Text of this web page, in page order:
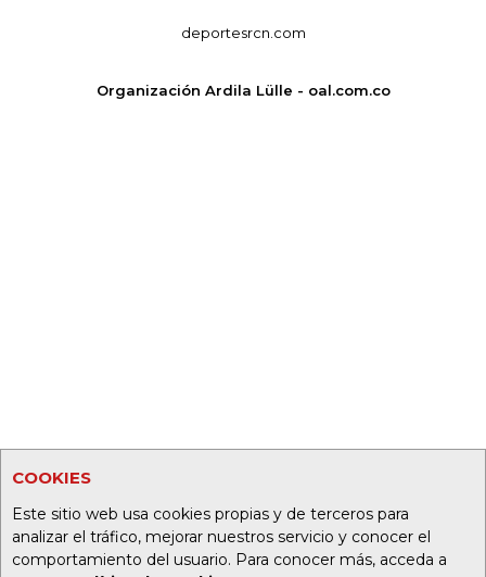
COOKIES
Este sitio web usa cookies propias y de terceros para
analizar el tráfico, mejorar nuestros servicio y conocer el
comportamiento del usuario. Para conocer más, acceda a
deportesrcn.com
Organización Ardila Lülle - oal.com.co